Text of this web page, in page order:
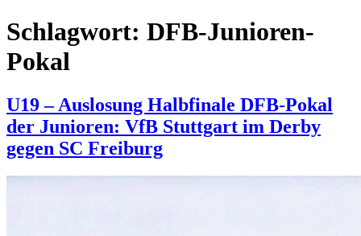
Schlagwort: DFB-Junioren-
Pokal
Veröffentlicht
am
U19 – Auslosung Halbfinale DFB-Pokal
der Junioren: VfB Stuttgart im Derby
gegen SC Freiburg